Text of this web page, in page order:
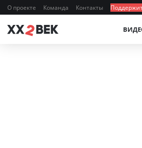
О проекте Команда Контакты